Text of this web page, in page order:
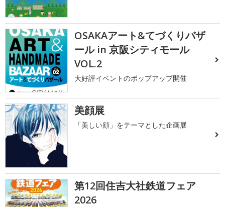
OSAKAアート&てづくりバザ
ール in 京阪シティモール
VOL.2
大好評イベントのポップアップ開催
美顔展
「美しい顔」をテーマとした企画展
第12回住吉大社鉄道フェア
2026